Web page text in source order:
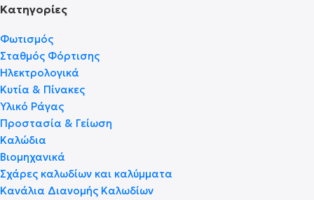
Κατηγορίες
Φωτισμός
Σταθμός Φόρτισης
Ηλεκτρολογικά
Κυτία & Πίνακες
Υλικό Ράγας
Προστασία & Γείωση
Καλώδια
Βιομηχανικά
Σχάρες καλωδίων και καλύμματα
Κανάλια Διανομής Καλωδίων